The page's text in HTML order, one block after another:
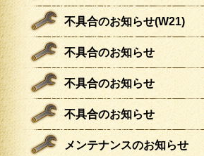
不具合のお知らせ(W21)
不具合のお知らせ
不具合のお知らせ
不具合のお知らせ
メンテナンスのお知らせ